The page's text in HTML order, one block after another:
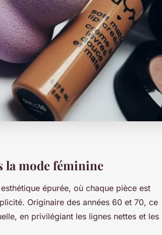
la mode féminine
épurée, où chaque pièce est
Originaire des années 60 et 70, ce
en privilégiant les lignes nettes et les